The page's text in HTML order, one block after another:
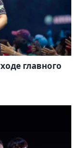
главного